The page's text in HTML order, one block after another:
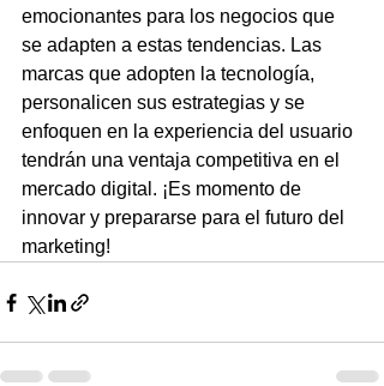
emocionantes para los negocios que
se adapten a estas tendencias. Las
marcas que adopten la tecnología,
personalicen sus estrategias y se
enfoquen en la experiencia del usuario
tendrán una ventaja competitiva en el
mercado digital. ¡Es momento de
innovar y prepararse para el futuro del
marketing!